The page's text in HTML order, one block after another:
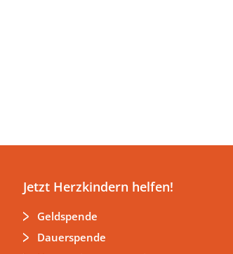
Jetzt Herzkindern helfen!
Geldspende
Dauerspende